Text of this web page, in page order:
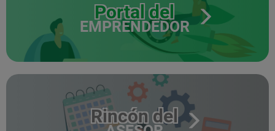
Portal del
EMPRENDEDOR
Rincón del